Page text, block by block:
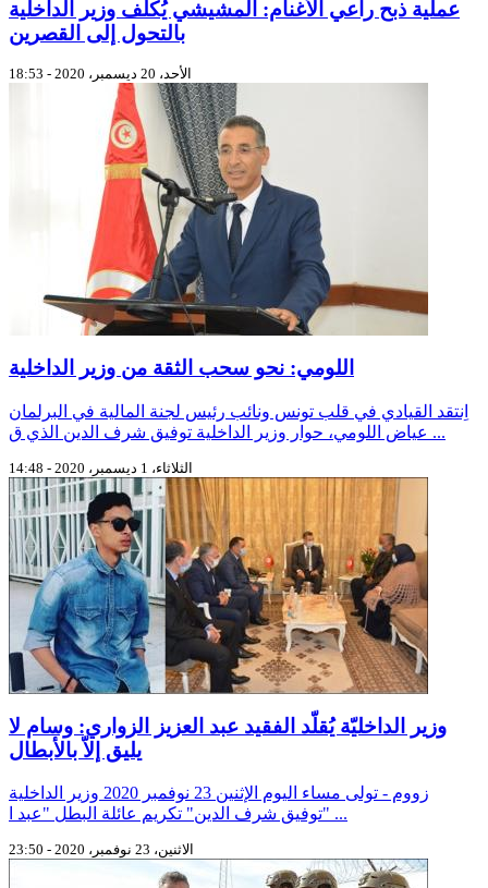
عملية ذبح راعي الأغنام: المشيشي يُكلٌف وزير الداخلية
بالتحول إلى القصرين
الأحد، 20 ديسمبر، 2020 - 18:53
اللومي: نحو سحب الثقة من وزير الداخلية
اِنتقد القيادي في قلب تونس ونائب رئيس لجنة المالية في البرلمان
عياض اللومي، حوار وزير الداخلية توفيق شرف الدين الذي ق ...
الثلاثاء، 1 ديسمبر، 2020 - 14:48
وزير الداخليّة يُقلّد الفقيد عبد العزيز الزواري: وسام لا
يليق إلاّ بالأبطال
زووم - تولى مساء اليوم الإثنين 23 نوفمبر 2020 وزير الداخلية
"توفيق شرف الدين" تكريم عائلة البطل "عبد ا ...
الاثنين، 23 نوفمبر، 2020 - 23:50